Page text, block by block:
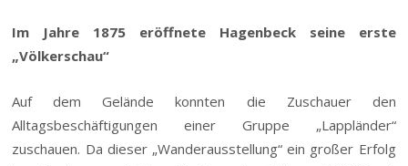
Im Jahre 1875 eröffnete Hagenbeck seine erste
„Völkerschau“
Auf dem Gelände konnten die Zuschauer den
Alltagsbeschäftigungen einer Gruppe „Lappländer“
zuschauen. Da dieser „Wanderausstellung“ ein großer Erfolg